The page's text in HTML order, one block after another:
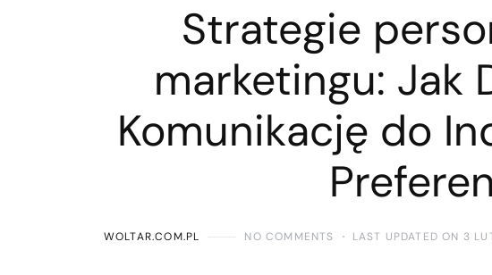
Strategie
marketingu: Jak
Komunikację do
WOLTAR.COM.PL NO COMMENTS LAST UPDATED ON 3